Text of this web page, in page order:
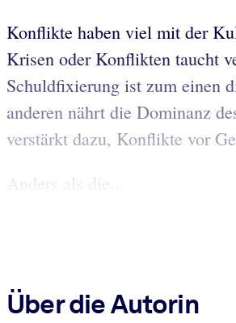
Konflikte haben viel mit der
Krisen oder Konflikten taucht
Schuldfixierung ist zum einen
anderen nährt die Dominanz
verstärkt dazu, Konflikte vor
Anders als die...
Über die Autorin